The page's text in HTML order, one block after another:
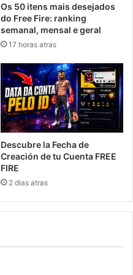
Os 50 itens mais desejados
do Free Fire: ranking
semanal, mensal e geral
17 horas atras
Descubre la Fecha de
Creación de tu Cuenta FREE
FIRE
2 dias atras